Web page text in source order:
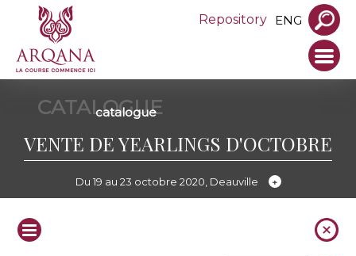
Repository ENG
CATALOGUE
catalogue
VENTE DE YEARLINGS D'OCTOBRE
Du 19 au 23 octobre 2020, Deauville